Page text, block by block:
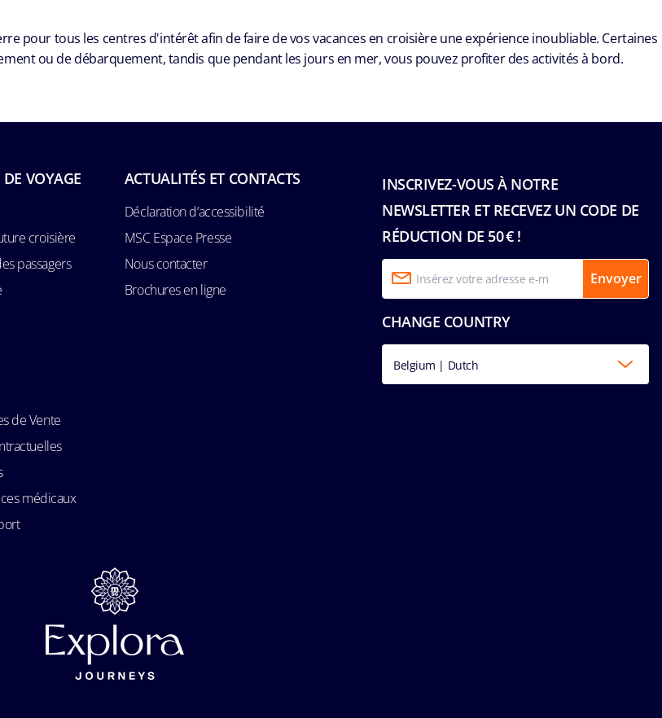
pour tous les centres d'intérêt afin de faire de vos vacances en croisière une expérience inoubliable. Certaines
ou de débarquement, tandis que pendant les jours en mer, vous pouvez profiter des activités à bord.
INSCRIVEZ-VOUS À NOTRE
NEWSLETTER ET RECEVEZ UN CODE DE
RÉDUCTION DE 50 € !
Envoyer
CHANGE COUNTRY
Belgium | Dutch
VOYAGE
croisière
passagers
de Vente
médicaux
ACTUALITÉS ET CONTACTS
Déclaration d’accessibilité
MSC Espace Presse
Nous contacter
Brochures en ligne